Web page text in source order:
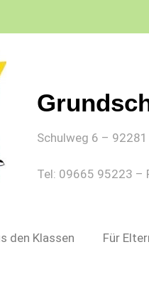
Schulweg 6 –
Tel: 09665 95223 –
den Klassen Für